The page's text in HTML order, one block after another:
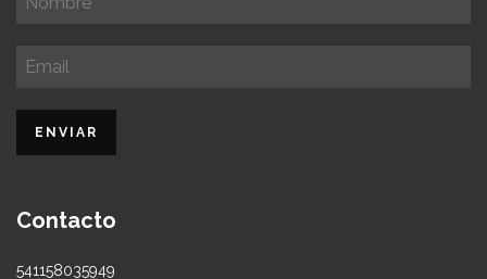
Contacto
541158035949